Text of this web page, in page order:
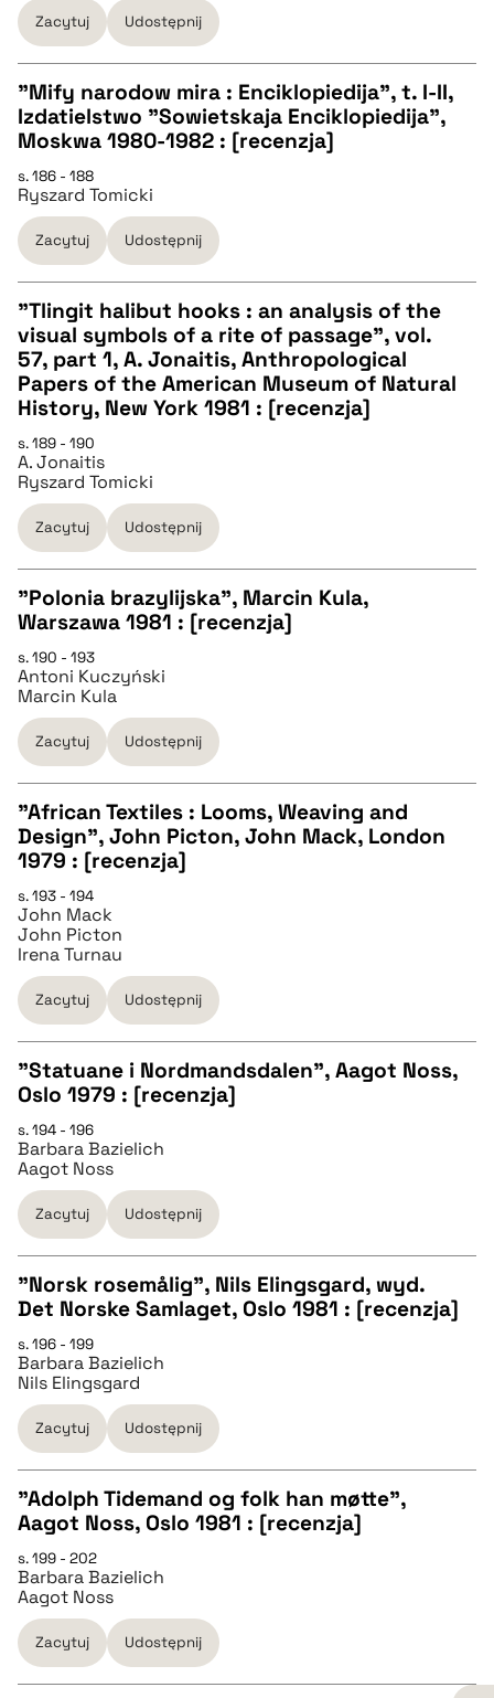
BIBTEX
pobierz cytat
Zacytuj Udostępnij
CZYSTY TEKST
pobierz cytat
BIBTEX
pobierz cytat
"Mify narodow mira : Enciklopiedija", t. I-II,
Izdatielstwo "Sowietskaja Enciklopiedija",
Moskwa 1980-1982 : [recenzja]
s. 186 - 188
Ryszard Tomicki
Zacytuj Udostępnij
CZYSTY TEKST
pobierz cytat
BIBTEX
pobierz cytat
"Tlingit halibut hooks : an analysis of the
visual symbols of a rite of passage", vol.
57, part 1, A. Jonaitis, Anthropological
Papers of the American Museum of Natural
History, New York 1981 : [recenzja]
s. 189 - 190
A. Jonaitis
Ryszard Tomicki
Zacytuj Udostępnij
pobierz cytat
BIBTEX
pobierz cytat
"Polonia brazylijska", Marcin Kula,
Warszawa 1981 : [recenzja]
s. 190 - 193
Antoni Kuczyński
Marcin Kula
Zacytuj Udostępnij
CZYSTY TEKST
pobierz cytat
BIBTEX
pobierz cytat
"African Textiles : Looms, Weaving and
Design", John Picton, John Mack, London
1979 : [recenzja]
s. 193 - 194
John Mack
John Picton
Irena Turnau
Zacytuj Udostępnij
CZYSTY TEKST
pobierz cytat
BIBTEX
pobierz cytat
"Statuane i Nordmandsdalen", Aagot Noss,
Oslo 1979 : [recenzja]
s. 194 - 196
Barbara Bazielich
Aagot Noss
Zacytuj Udostępnij
pobierz cytat
BIBTEX
pobierz cytat
"Norsk rosemålig", Nils Elingsgard, wyd.
Det Norske Samlaget, Oslo 1981 : [recenzja]
s. 196 - 199
Barbara Bazielich
Nils Elingsgard
Zacytuj Udostępnij
CZYSTY TEKST
pobierz cytat
BIBTEX
"Adolph Tidemand og folk han møtte",
Aagot Noss, Oslo 1981 : [recenzja]
s. 199 - 202
Barbara Bazielich
Aagot Noss
Zacytuj Udostępnij